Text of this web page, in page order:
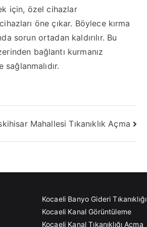
için, özel cihazlar
öne çıkar. Böylece kırma
sorun ortadan kaldırılır. Bu
bağlantı kurmanız
Mahallesi Tıkanıklık Açma
Kocaeli Banyo Gideri
Kocaeli Kanal Görüntüleme
Kocaeli Kanal Tıkanıklığı Açma